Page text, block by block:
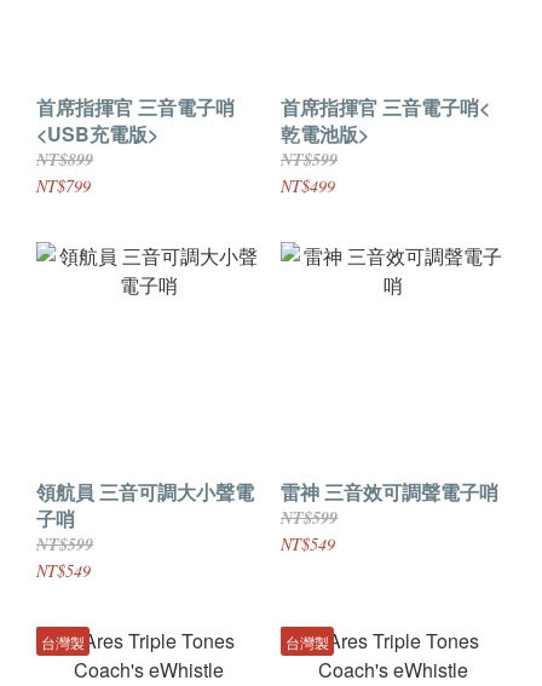
首席指揮官 三音電子哨
<USB充電版>
NT$899
NT$799
首席指揮官 三音電子哨<
乾電池版>
NT$599
NT$499
領航員 三音可調大小聲電
子哨
NT$599
NT$549
雷神 三音效可調聲電子哨
NT$599
NT$549
台灣製 台灣製